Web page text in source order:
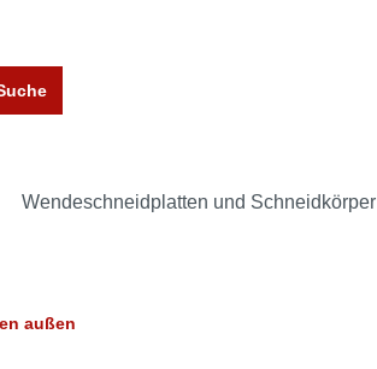
Wendeschneidplatten und Schneidkörper
außen